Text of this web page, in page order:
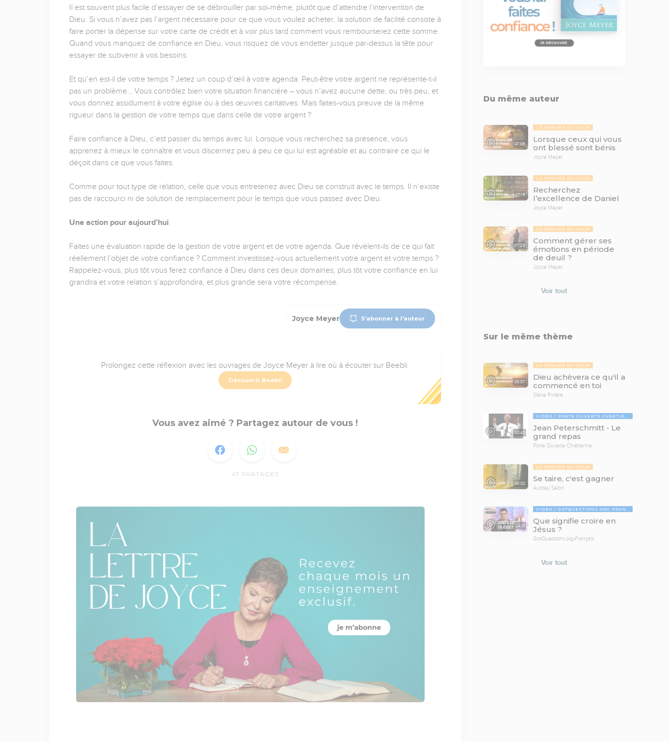
Il est souvent plus facile d’essayer de se débrouiller par soi-même, plutôt que d’attendre l’intervention de
Dieu. Si vous n’avez pas l’argent nécessaire pour ce que vous voulez acheter, la solution de facilité consiste à
faire porter la dépense sur votre carte de crédit et à voir plus tard comment vous rembourserez cette somme.
Quand vous manquez de confiance en Dieu, vous risquez de vous endetter jusque par-dessus la tête pour
essayer de subvenir à vos besoins.
Et qu’en est-il de votre temps ? Jetez un coup d’œil à votre agenda. Peut-être votre argent ne représente-t-il
pas un problème… Vous contrôlez bien votre situation financière – vous n’avez aucune dette, ou très peu, et
vous donnez assidument à votre église ou à des œuvres caritatives. Mais faites-vous preuve de la même
rigueur dans la gestion de votre temps que dans celle de votre argent ?
Faire confiance à Dieu, c’est passer du temps avec lui. Lorsque vous recherchez sa présence, vous
apprenez à mieux le connaître et vous discernez peu à peu ce qui lui est agréable et au contraire ce qui le
déçoit dans ce que vous faites.
Comme pour tout type de relation, celle que vous entretenez avec Dieu se construit avec le temps. Il n’existe
pas de raccourci ni de solution de remplacement pour le temps que vous passez avec Dieu.
Une action pour aujourd’hui
Faites une évaluation rapide de la gestion de votre argent et de votre agenda. Que révèlent-ils de ce qui fait
réellement l’objet de votre confiance ? Comment investissez-vous actuellement votre argent et votre temps ?
Rappelez-vous, plus tôt vous ferez confiance à Dieu dans ces deux domaines, plus tôt votre confiance en lui
grandira et votre relation s’approfondira, et plus grande sera votre récompense.
Joyce Meyer S'abonner à l'auteur
Prolongez cette réflexion avec les ouvrages de Joyce Meyer à lire où à écouter sur Beebli.
Découvrir Beebli
Vous avez aimé ? Partagez autour de vous !
47 PARTAGES
Du même auteur
07:06
LA PENSÉE DU JOUR
Lorsque ceux qui vous
ont blessé sont bénis
Joyce Meyer
07:15
LA PENSÉE DU JOUR
Recherchez
l’excellence de Daniel
Joyce Meyer
07:25
LA PENSÉE DU JOUR
Comment gérer ses
émotions en période
de deuil ?
Joyce Meyer
Voir tout
Sur le même thème
08:37
LA PENSÉE DU JOUR
Dieu achèvera ce qu'il a
commencé en toi
Stève Rivière
50:40
VIDÉO PORTE OUVERTE CHRÉTIENNE
Jean Peterschmitt - Le
grand repas
Porte Ouverte Chrétienne
08:02
LA PENSÉE DU JOUR
Se taire, c'est gagner
Audrey Selon
04:10
VIDÉO GOTQUESTIONS.ORG-FRANÇAIS
Que signifie croire en
Jésus ?
GotQuestions.org-Français
Voir tout